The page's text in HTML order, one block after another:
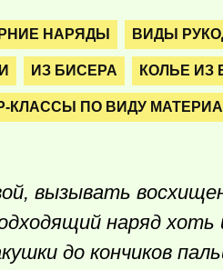
НАРЯДЫ ВИДЫ
ИЗ БИСЕРА КОЛЬЕ ИЗ
КЛАССЫ ПО ВИДУ
вызывать
наряд хоть
до кончиков